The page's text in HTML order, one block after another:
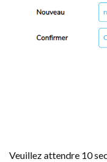
Veuillez attendre 10